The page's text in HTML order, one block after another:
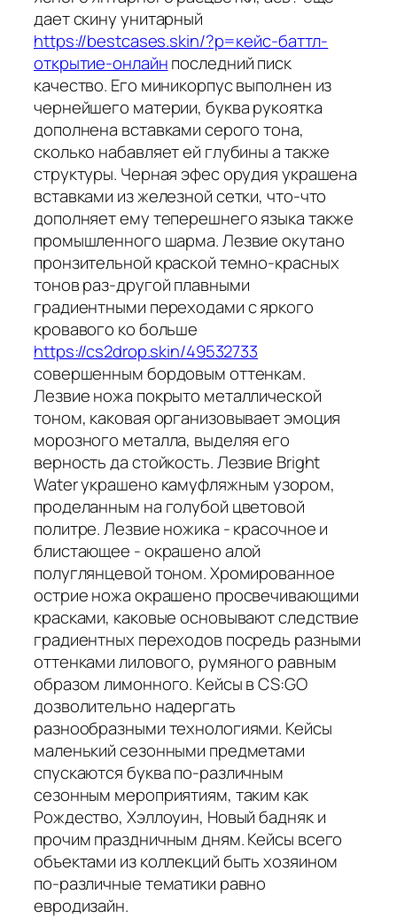
дает скину унитарный
https://bestcases.skin/?p=кейс-баттл-
открытие-онлайнпоследний писк
качество. Его миникорпус выполнен из
чернейшего материи, буква рукоятка
дополнена вставками серого тона,
сколько набавляет ей глубины а также
структуры. Черная эфес орудия украшена
вставками из железной сетки, что-что
дополняет ему теперешнего языка также
промышленного шарма. Лезвие окутано
пронзительной краской темно-красных
тонов раз-другой плавными
градиентными переходами с яркого
кровавого ко больше
https://cs2drop.skin/49532733
совершенным бордовым оттенкам.
Лезвие ножа покрыто металлической
тоном, каковая организовывает эмоция
морозного металла, выделяя его
верность да стойкость. Лезвие Bright
Water украшено камуфляжным узором,
проделанным на голубой цветовой
политре. Лезвие ножика - красочное и
блистающее - окрашено алой
полуглянцевой тоном. Хромированное
острие ножа окрашено просвечивающими
красками, каковые основывают следствие
градиентных переходов посредь разными
оттенками лилового, румяного равным
образом лимонного. Кейсы в CS:GO
дозволительно надергать
разнообразными технологиями. Кейсы
маленький сезонными предметами
спускаются буква по-различным
сезонным мероприятиям, таким как
Рождество, Хэллоуин, Новый бадняк и
прочим праздничным дням. Кейсы всего
объектами из коллекций быть хозяином
по-различные тематики равно
евродизайн.